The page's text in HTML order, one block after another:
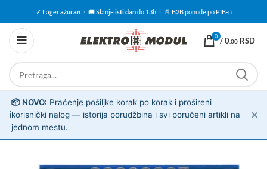
✓ Lageražuran · 🚚 Slanjeisti dando 13h · 📄 B2B ponude po PIB-u
0 /0.00 RSD
ℹ️
📦 NOVO: Praćenje pošiljke korak po korak i prošireni
korisnički nalog — istorija porudžbina i svi poručeni artikli na
jednom mestu.
✕